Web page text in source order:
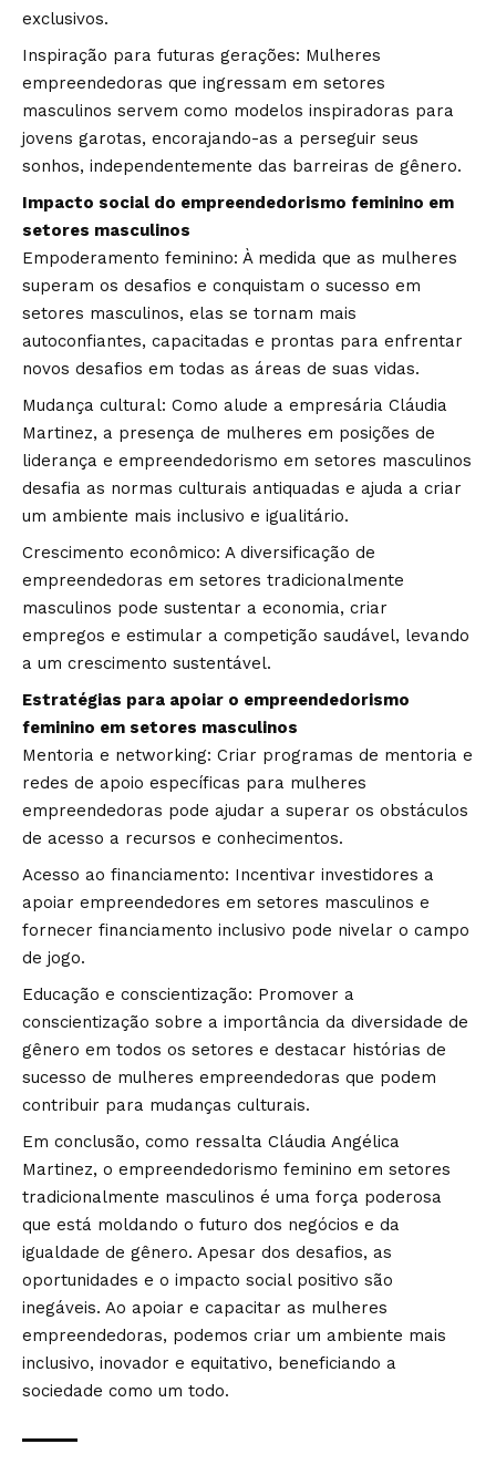
exclusivos.
Inspiração para futuras gerações: Mulheres
empreendedoras que ingressam em setores
masculinos servem como modelos inspiradoras para
jovens garotas, encorajando-as a perseguir seus
sonhos, independentemente das barreiras de gênero.
Impacto social do empreendedorismo feminino em
setores masculinos
Empoderamento feminino: À medida que as mulheres
superam os desafios e conquistam o sucesso em
setores masculinos, elas se tornam mais
autoconfiantes, capacitadas e prontas para enfrentar
novos desafios em todas as áreas de suas vidas.
Mudança cultural: Como alude a empresária Cláudia
Martinez, a presença de mulheres em posições de
liderança e empreendedorismo em setores masculinos
desafia as normas culturais antiquadas e ajuda a criar
um ambiente mais inclusivo e igualitário.
Crescimento econômico: A diversificação de
empreendedoras em setores tradicionalmente
masculinos pode sustentar a economia, criar
empregos e estimular a competição saudável, levando
a um crescimento sustentável.
Estratégias para apoiar o empreendedorismo
feminino em setores masculinos
Mentoria e networking: Criar programas de mentoria e
redes de apoio específicas para mulheres
empreendedoras pode ajudar a superar os obstáculos
de acesso a recursos e conhecimentos.
Acesso ao financiamento: Incentivar investidores a
apoiar empreendedores em setores masculinos e
fornecer financiamento inclusivo pode nivelar o campo
de jogo.
Educação e conscientização: Promover a
conscientização sobre a importância da diversidade de
gênero em todos os setores e destacar histórias de
sucesso de mulheres empreendedoras que podem
contribuir para mudanças culturais.
Em conclusão, como ressalta Cláudia Angélica
Martinez, o empreendedorismo feminino em setores
tradicionalmente masculinos é uma força poderosa
que está moldando o futuro dos negócios e da
igualdade de gênero. Apesar dos desafios, as
oportunidades e o impacto social positivo são
inegáveis. Ao apoiar e capacitar as mulheres
empreendedoras, podemos criar um ambiente mais
inclusivo, inovador e equitativo, beneficiando a
sociedade como um todo.